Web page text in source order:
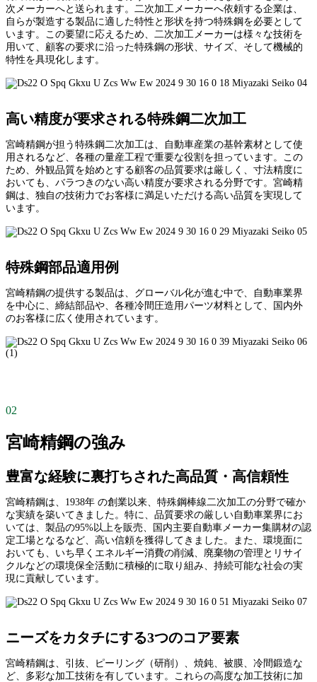
次メーカーへと送られます。二次加工メーカーへ依頼する企業は、
自らが製造する製品に適した特性と形状を持つ特殊鋼を必要として
います。この要望に応えるため、二次加工メーカーは様々な技術を
用いて、顧客の要求に沿った特殊鋼の形状、サイズ、そして機械的
特性を具現化します。
高い精度が要求される特殊鋼二次加工
宮崎精鋼が担う特殊鋼二次加工は、自動車産業の基幹素材として使
用されるなど、各種の量産工程で重要な役割を担っています。この
ため、外観品質を始めとする顧客の品質要求は厳しく、寸法精度に
おいても、バラつきのない高い精度が要求される分野です。宮崎精
鋼は、独自の技術力でお客様に満足いただける高い品質を実現して
います。
特殊鋼部品適用例
宮崎精鋼の提供する製品は、グローバル化が進む中で、自動車業界
を中心に、締結部品や、各種冷間圧造用パーツ材料として、国内外
のお客様に広く使用されています。
02
宮崎精鋼の強み
豊富な経験に裏打ちされた高品質・高信頼性
宮崎精鋼は、1938年 の創業以来、特殊鋼棒線二次加工の分野で確か
な実績を築いてきました。特に、品質要求の厳しい自動車業界にお
いては、製品の95%以上を販売、国内主要自動車メーカー集購材の認
定工場となるなど、高い信頼を獲得してきました。また、環境面に
おいても、いち早くエネルギー消費の削減、廃棄物の管理とリサイ
クルなどの環境保全活動に積極的に取り組み、持続可能な社会の実
現に貢献しています。
ニーズをカタチにする3つのコア要素
宮崎精鋼は、引抜、ピーリング（研削）、焼鈍、被膜、冷間鍛造な
ど、多彩な加工技術を有しています。これらの高度な加工技術に加